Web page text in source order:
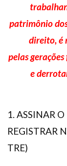
patrimônio
direito, é
pelas
e
1. ASSINAR
REGISTRAR
TRE)